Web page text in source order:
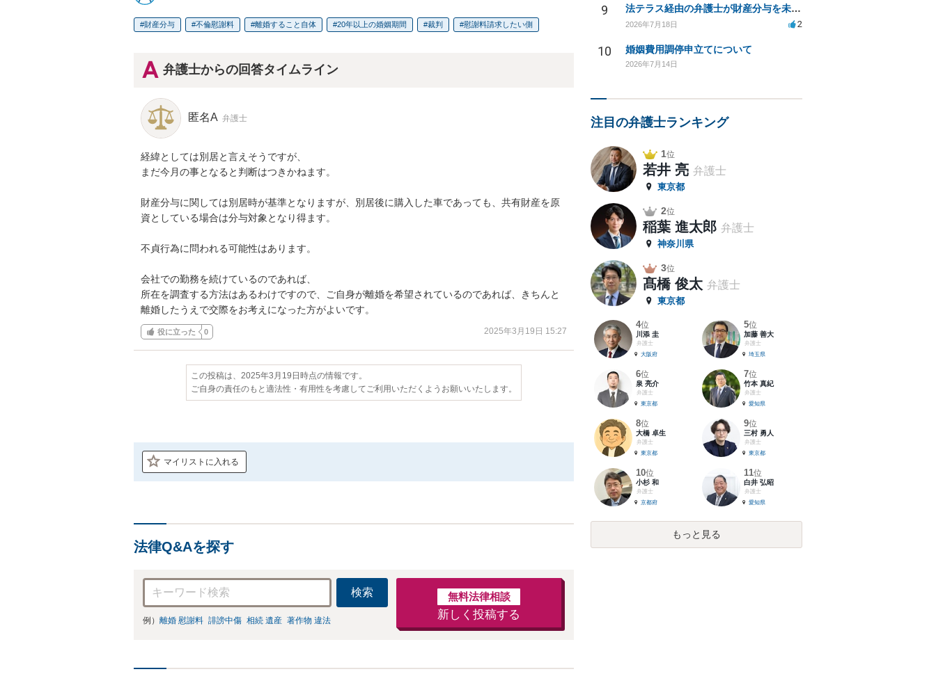
財産分与 不倫慰謝料 離婚すること自体 20年以上の婚姻期間 裁判 慰謝料請求したい側
弁護士からの回答タイムライン
匿名A 弁護士
経緯としては別居と言えそうですが、
まだ今月の事となると判断はつきかねます。
財産分与に関しては別居時が基準となりますが、別居後に購入した車であっても、共有財産を原
資としている場合は分与対象となり得ます。
不貞行為に問われる可能性はあります。
会社での勤務を続けているのであれば、
所在を調査する方法はあるわけですので、ご自身が離婚を希望されているのであれば、きちんと
離婚したうえで交際をお考えになった方がよいです。
役に立った 0 2025年3月19日 15:27
この投稿は、2025年3月19日時点の情報です。
ご自身の責任のもと適法性・有用性を考慮してご利用いただくようお願いいたします。
マイリストに入れる
法律Q&Aを探す
検索
例） 離婚 慰謝料 誹謗中傷 相続 遺産 著作物 違法
無料法律相談
新しく投稿する
9 法テラス経由の弁護士が財産分与を未解決のまま放置
2026年7月18日 2
10 婚姻費用調停申立てについて
2026年7月14日
注目の弁護士ランキング
1位
若井 亮 弁護士
東京都
2位
稲葉 進太郎 弁護士
神奈川県
3位
髙橋 俊太 弁護士
東京都
4位
川添 圭
弁護士
大阪府
5位
加藤 善大
弁護士
埼玉県
6位
泉 亮介
弁護士
東京都
7位
竹本 真紀
弁護士
愛知県
8位
大橋 卓生
弁護士
東京都
9位
三村 勇人
弁護士
東京都
10位
小杉 和
弁護士
京都府
11位
白井 弘昭
弁護士
愛知県
もっと見る